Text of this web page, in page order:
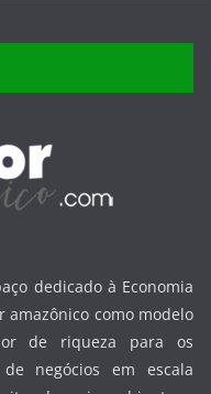
dedicado à Economia
amazônico como modelo
de riqueza para os
negócios em escala